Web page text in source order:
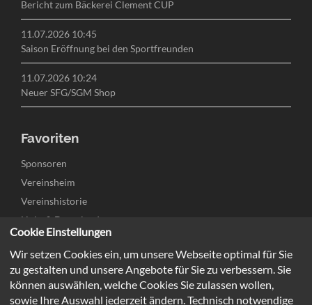
Bericht zum Bäckerei Clement CUP
11.07.2026 10:45
Saison Eröffnung bei den Sportfreunden
11.07.2026 10:24
Neuer SFG/SGM Shop
Favoriten
Navigation
überspringen
Sponsoren
Vereinsheim
Vereinshistorie
Links & Downloads
Kontakt
Jugend
Herren
Cookie Einstellungen
Wir setzen Cookies ein, um unsere Webseite optimal für Sie
zu gestalten und unsere Angebote für Sie zu verbessern. Sie
können auswählen, welche Cookies Sie zulassen wollen,
sowie Ihre Auswahl jederzeit ändern. Technisch notwendige